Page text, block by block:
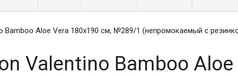
Bamboo Aloe Vera 180x190 см, №289/1 (непромокаемый с
Valentino Bamboo Aloe